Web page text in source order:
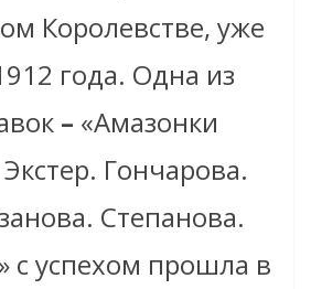
Королевстве, уже
года. Одна из
– «Амазонки
Гончарова.
Степанова.
с успехом прошла в